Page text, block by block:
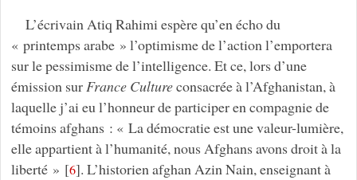
L’écrivain Atiq Rahimi espère qu’en écho du
« printemps arabe » l’optimisme de l’action l’emportera
sur le pessimisme de l’intelligence. Et ce, lors d’une
émission surFrance Cultureconsacrée à l’Afghanistan, à
laquelle j’ai eu l’honneur de participer en compagnie de
témoins afghans : « La démocratie est une valeur-lumière,
elle appartient à l’humanité, nous Afghans avons droit à la
liberté » [6]. L’historien afghan Azin Nain, enseignant à